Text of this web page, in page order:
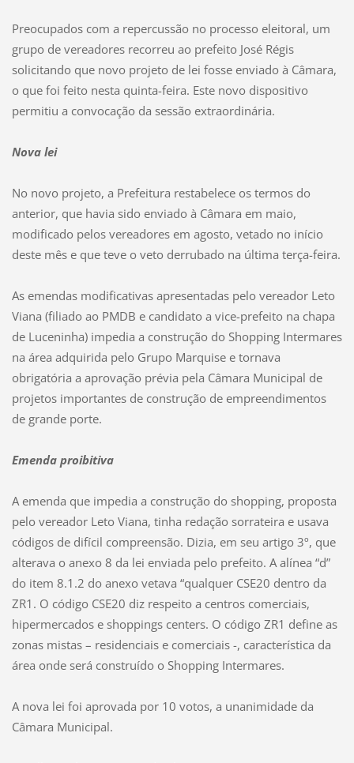
Preocupados com a repercussão no processo eleitoral, um
grupo de vereadores recorreu ao prefeito José Régis
solicitando que novo projeto de lei fosse enviado à Câmara,
o que foi feito nesta quinta-feira. Este novo dispositivo
permitiu a convocação da sessão extraordinária.
Nova lei
No novo projeto, a Prefeitura restabelece os termos do
anterior, que havia sido enviado à Câmara em maio,
modificado pelos vereadores em agosto, vetado no início
deste mês e que teve o veto derrubado na última terça-feira.
As emendas modificativas apresentadas pelo vereador Leto
Viana (filiado ao PMDB e candidato a vice-prefeito na chapa
de Luceninha) impedia a construção do Shopping Intermares
na área adquirida pelo Grupo Marquise e tornava
obrigatória a aprovação prévia pela Câmara Municipal de
projetos importantes de construção de empreendimentos
de grande porte.
Emenda proibitiva
A emenda que impedia a construção do shopping, proposta
pelo vereador Leto Viana, tinha redação sorrateira e usava
códigos de difícil compreensão. Dizia, em seu artigo 3º, que
alterava o anexo 8 da lei enviada pelo prefeito. A alínea “d”
do item 8.1.2 do anexo vetava “qualquer CSE20 dentro da
ZR1. O código CSE20 diz respeito a centros comerciais,
hipermercados e shoppings centers. O código ZR1 define as
zonas mistas – residenciais e comerciais -, característica da
área onde será construído o Shopping Intermares.
A nova lei foi aprovada por 10 votos, a unanimidade da
Câmara Municipal.